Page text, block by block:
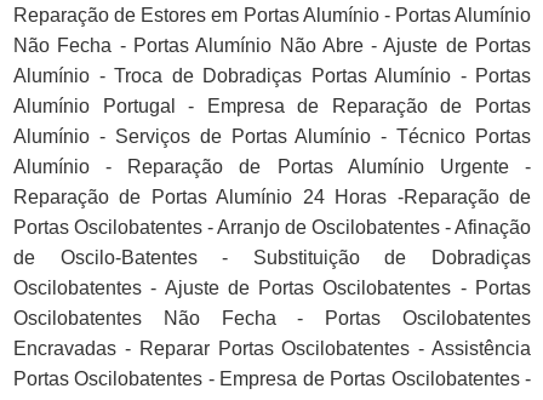
Reparação de Estores em Portas Alumínio - Portas Alumínio
Não Fecha - Portas Alumínio Não Abre - Ajuste de Portas
Alumínio - Troca de Dobradiças Portas Alumínio - Portas
Alumínio Portugal - Empresa de Reparação de Portas
Alumínio - Serviços de Portas Alumínio - Técnico Portas
Alumínio - Reparação de Portas Alumínio Urgente -
Reparação de Portas Alumínio 24 Horas -Reparação de
Portas Oscilobatentes - Arranjo de Oscilobatentes - Afinação
de Oscilo-Batentes - Substituição de Dobradiças
Oscilobatentes - Ajuste de Portas Oscilobatentes - Portas
Oscilobatentes Não Fecha - Portas Oscilobatentes
Encravadas - Reparar Portas Oscilobatentes - Assistência
Portas Oscilobatentes - Empresa de Portas Oscilobatentes -